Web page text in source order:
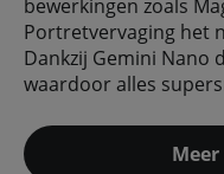
bewerkingen zoals
Portretvervaging het
Dankzij Gemini Nano
waardoor alles
Meer